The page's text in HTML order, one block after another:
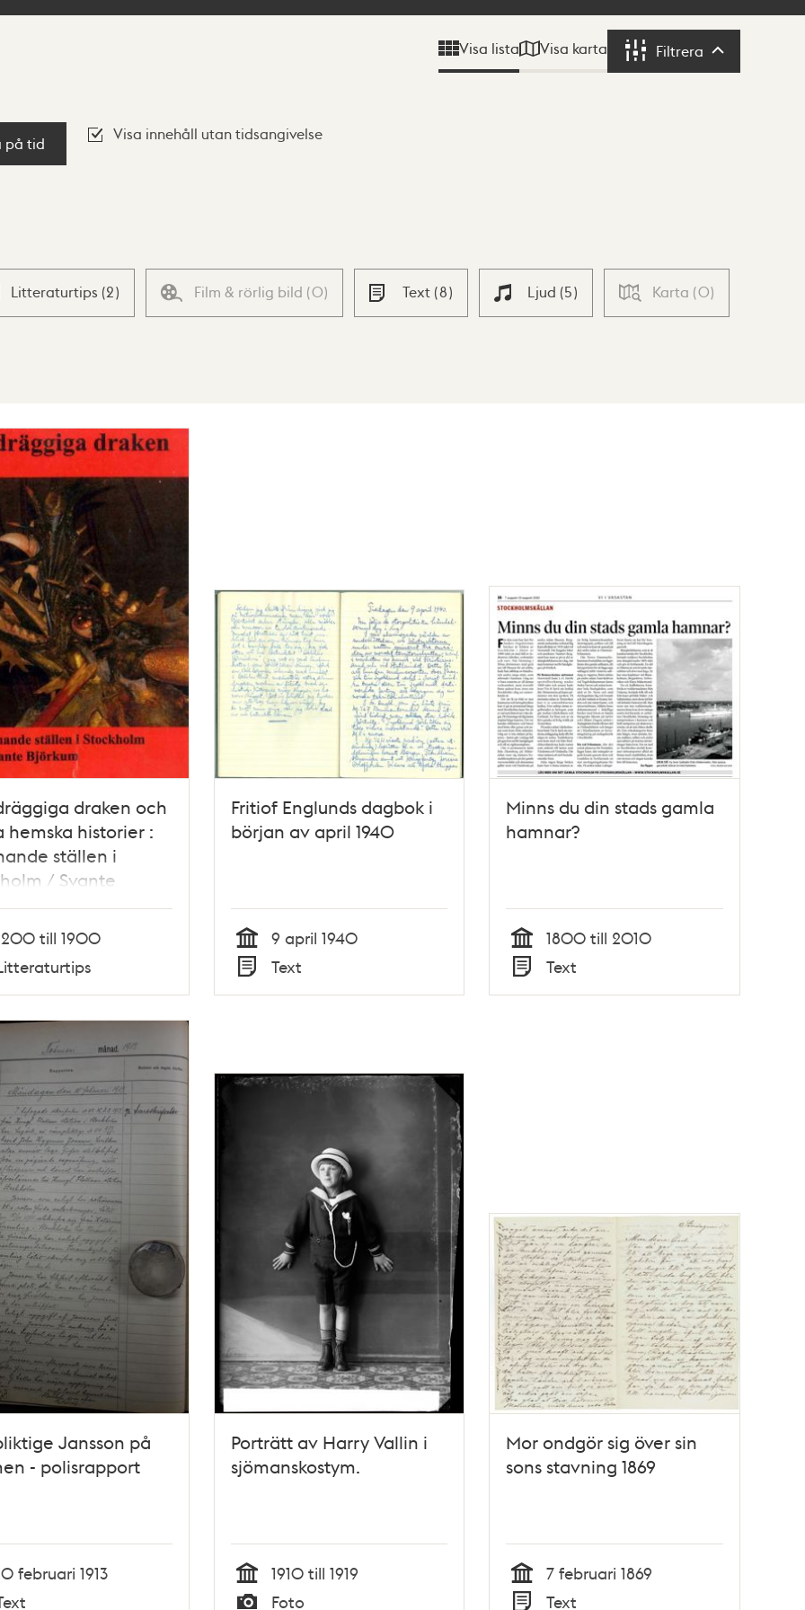
Visa lista Visa karta Filtrera Filtrera
på tid
Visa innehåll utan tidsangivelse
Litteraturtips (2) Film & rörlig bild (0) Text (8) Ljud (5) Karta (0)
draken och
hemska historier :
ställen i
/ Svante
till 1900
Fritiof Englunds dagbok i
början av april 1940
Tid
9 april 1940
Typ
Text
Minns du din stads gamla
hamnar?
Tid
1800 till 2010
Typ
Text
Jansson på
- polisrapport
februari 1913
Porträtt av Harry Vallin i
sjömanskostym.
Tid
1910 till 1919
Foto
Mor ondgör sig över sin
sons stavning 1869
Tid
7 februari 1869
Text